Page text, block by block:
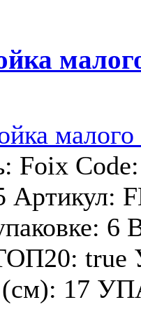
Foix
Артикул:
6
17